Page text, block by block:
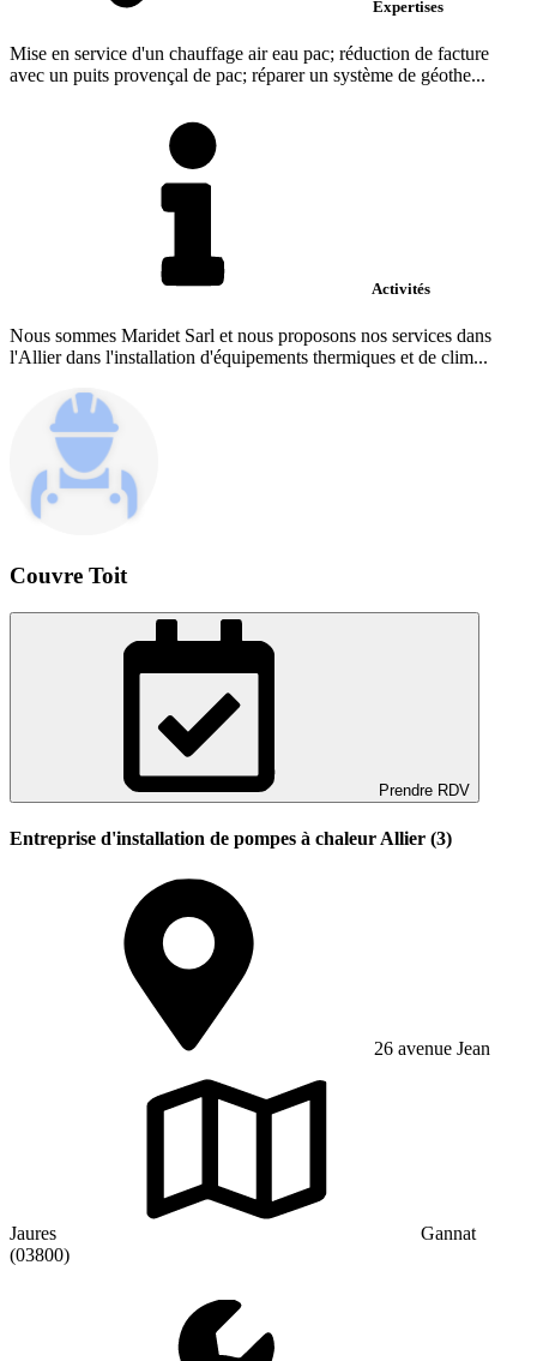
Expertises
Mise en service d'un chauffage air eau pac; réduction de facture
avec un puits provençal de pac; réparer un système de géothe...
Activités
Nous sommes Maridet Sarl et nous proposons nos services dans
l'Allier dans l'installation d'équipements thermiques et de clim...
Couvre Toit
Prendre RDV
Entreprise d'installation de pompes à chaleur Allier (3)
26 avenue Jean
Jaures
Gannat
(03800)